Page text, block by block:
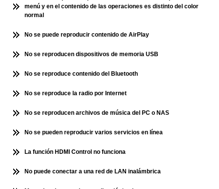
menú y en el contenido de las operaciones es distinto del color
normal
No se puede reproducir contenido de AirPlay
No se reproducen dispositivos de memoria USB
No se reproduce contenido del Bluetooth
No se reproduce la radio por Internet
No se reproducen archivos de música del PC o NAS
No se pueden reproducir varios servicios en línea
La función HDMI Control no funciona
No puede conectar a una red de LAN inalámbrica